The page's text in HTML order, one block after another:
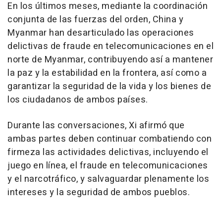
En los últimos meses, mediante la coordinación
conjunta de las fuerzas del orden, China y
Myanmar han desarticulado las operaciones
delictivas de fraude en telecomunicaciones en el
norte de Myanmar, contribuyendo así a mantener
la paz y la estabilidad en la frontera, así como a
garantizar la seguridad de la vida y los bienes de
los ciudadanos de ambos países.
Durante las conversaciones, Xi afirmó que
ambas partes deben continuar combatiendo con
firmeza las actividades delictivas, incluyendo el
juego en línea, el fraude en telecomunicaciones
y el narcotráfico, y salvaguardar plenamente los
intereses y la seguridad de ambos pueblos.